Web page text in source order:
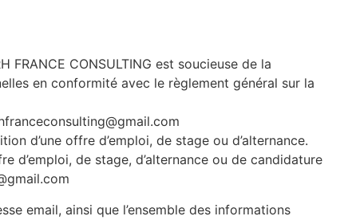
CONSULTING est soucieuse de la
en conformité avec le règlement général sur la
d’une offre d’emploi, de stage ou d’alternance.
d’emploi, de stage, d’alternance ou de candidature
email, ainsi que l’ensemble des informations